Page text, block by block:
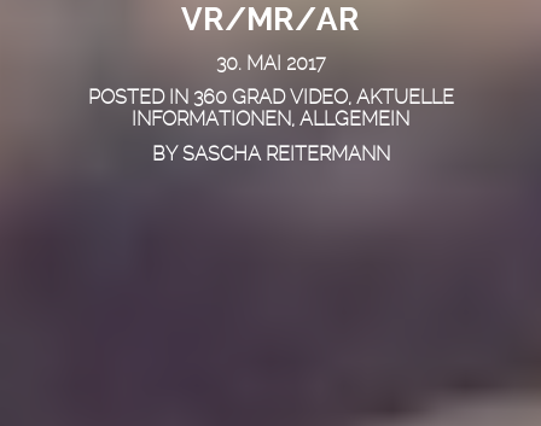
VR/MR/AR
30. MAI 2017
POSTED IN 360 GRAD VIDEO, AKTUELLE
INFORMATIONEN, ALLGEMEIN
BYSASCHA REITERMANN